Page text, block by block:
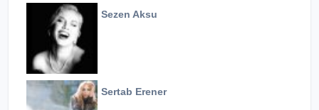
Sezen Aksu
Sertab Erener